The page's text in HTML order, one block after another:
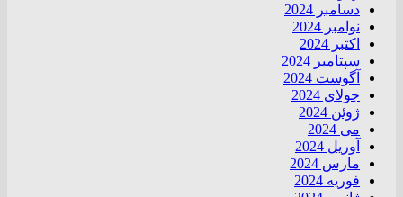
دسامبر 2024
نوامبر 2024
اکتبر 2024
سپتامبر 2024
آگوست 2024
جولای 2024
ژوئن 2024
می 2024
آوریل 2024
مارس 2024
فوریه 2024